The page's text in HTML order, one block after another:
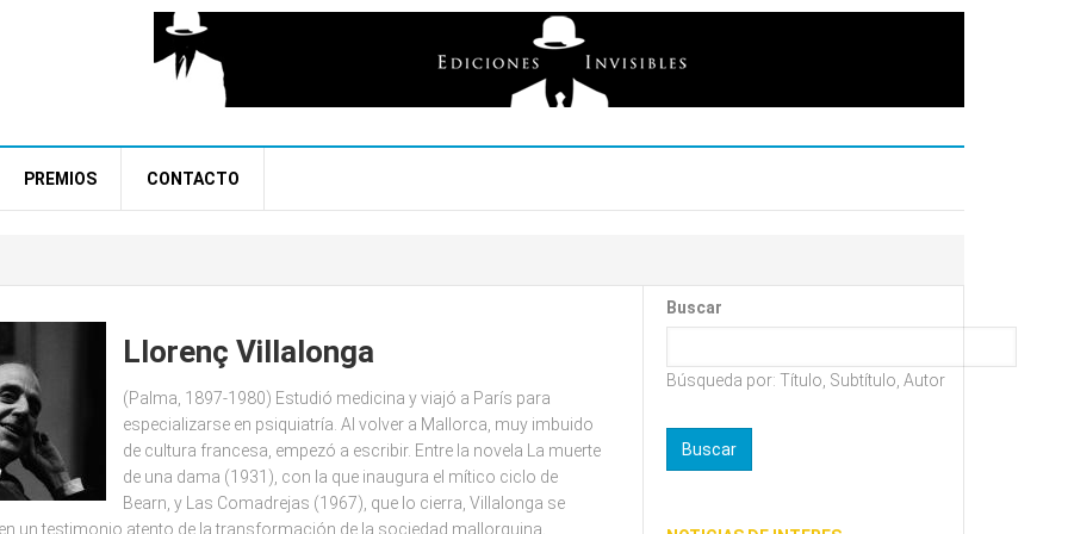
PREMIOS CONTACTO
Llorenç Villalonga
(Palma, 1897-1980) Estudió medicina y viajó a París para
especializarse en psiquiatría. Al volver a Mallorca, muy imbuido
de cultura francesa, empezó a escribir. Entre la novela La muerte
de una dama (1931), con la que inaugura el mítico ciclo de
Bearn, y Las Comadrejas (1967), que lo cierra, Villalonga se
un testimonio atento de la transformación de la sociedad mallorquina,
Buscar
Búsqueda por: Título, Subtítulo, Autor